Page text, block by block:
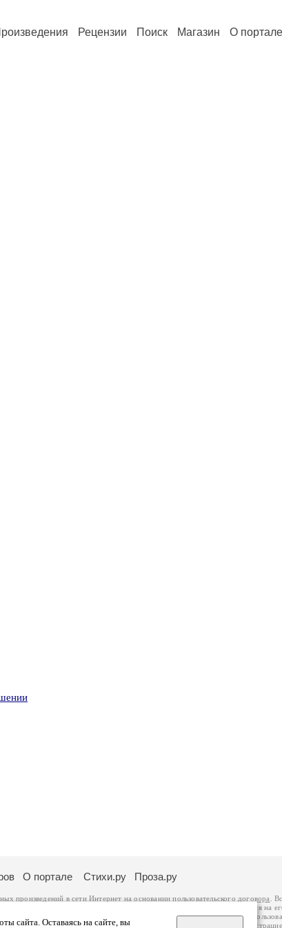
Рецензии Поиск Магазин О портале
сайта. Оставаясь на сайте, вы
О портале Стихи.ру Проза.ру
произведений в сети Интернет на основаниипользовательского договора
.
возможна только с согласия его автора, к которому вы можете обратиться на
законодательства Российской Федерации. Данные
более подробнуюинформацию о портале связаться с